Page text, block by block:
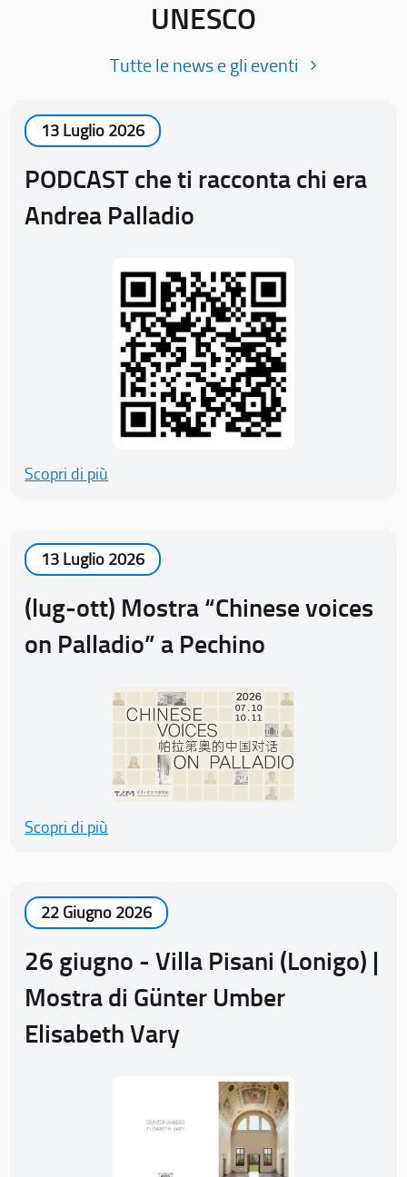
UNESCO
Tutte le news e gli eventi
13 Luglio 2026
PODCAST che ti racconta chi era
Andrea Palladio
Scopri di più
13 Luglio 2026
(lug-ott) Mostra “Chinese voices
on Palladio” a Pechino
Scopri di più
22 Giugno 2026
26 giugno - Villa Pisani (Lonigo) |
Mostra di Günter Umber
Elisabeth Vary